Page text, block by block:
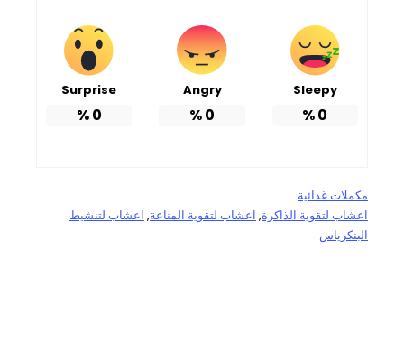
Sleepy
0
%
Angry
0
%
Surprise
0
%
مكملات غذائية
اعشاب لتقوية الذاكرة, اعشاب لتقوية المناعة, اعشاب لتنشيط
البنكرياس